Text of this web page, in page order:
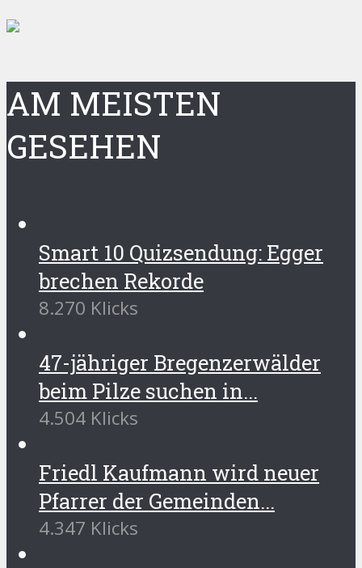
AM MEISTEN
GESEHEN
Smart 10 Quizsendung: Egger
brechen Rekorde
8.270 Klicks
47-jähriger Bregenzerwälder
beim Pilze suchen in...
4.504 Klicks
Friedl Kaufmann wird neuer
Pfarrer der Gemeinden...
4.347 Klicks